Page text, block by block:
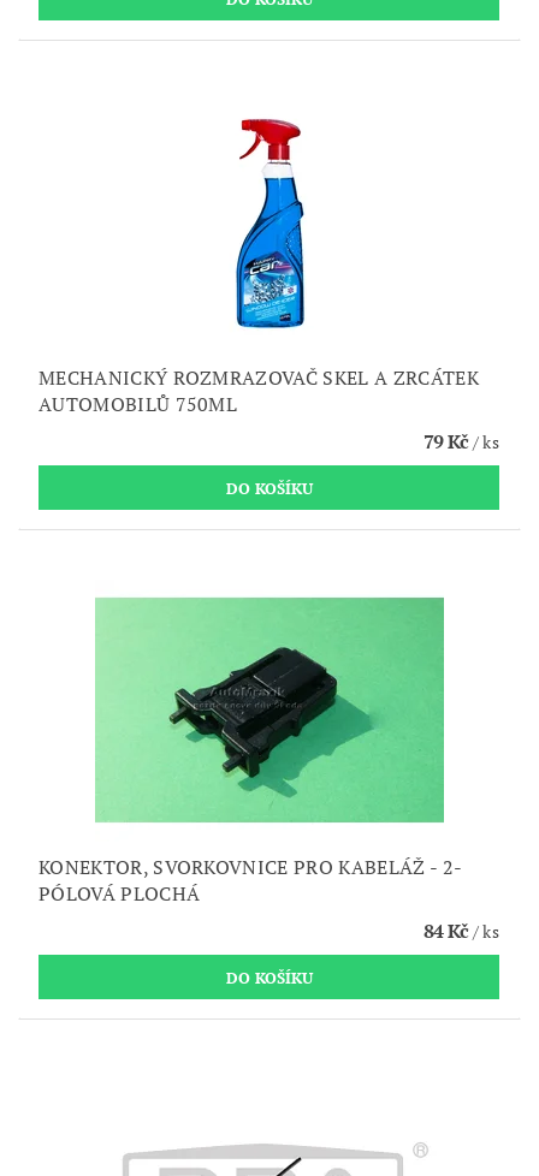
MECHANICKÝ ROZMRAZOVAČ SKEL A ZRCÁTEK
AUTOMOBILŮ 750ML
79 Kč/ ks
KONEKTOR, SVORKOVNICE PRO KABELÁŽ - 2-
PÓLOVÁ PLOCHÁ
84 Kč/ ks